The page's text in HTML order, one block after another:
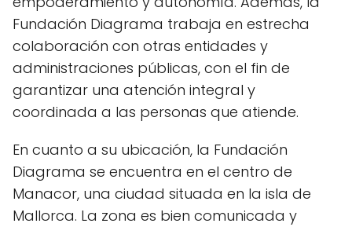
Fundación Diagrama trabaja en estrecha
colaboración con otras entidades y
administraciones públicas, con el fin de
garantizar una atención integral y
coordinada a las personas que atiende.
En cuanto a su ubicación, la Fundación
Diagrama se encuentra en el centro de
Manacor, una ciudad situada en la isla de
Mallorca. La zona es bien comunicada y